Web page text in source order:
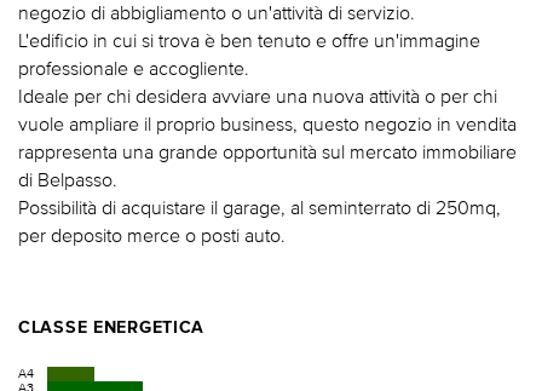
negozio di abbigliamento o un'attività di servizio.
L'edificio in cui si trova è ben tenuto e offre un'immagine
professionale e accogliente.
Ideale per chi desidera avviare una nuova attività o per chi
vuole ampliare il proprio business, questo negozio in vendita
rappresenta una grande opportunità sul mercato immobiliare
di Belpasso.
Possibilità di acquistare il garage, al seminterrato di 250mq,
per deposito merce o posti auto.
CLASSE ENERGETICA
A4
A3